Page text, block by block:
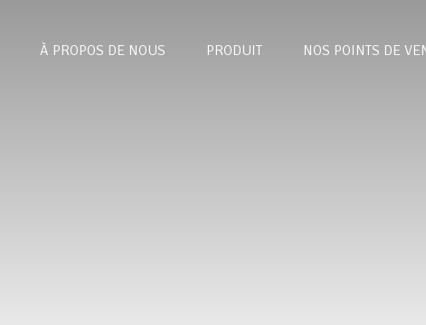
À PROPOS DE NOUS PRODUIT NOS POINTS DE